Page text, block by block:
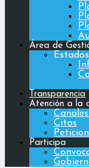
Área de
Transparencia
Atención a la
Citas
Participa